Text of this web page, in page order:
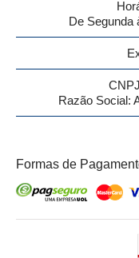
De Segunda
Razão Social:
Formas de